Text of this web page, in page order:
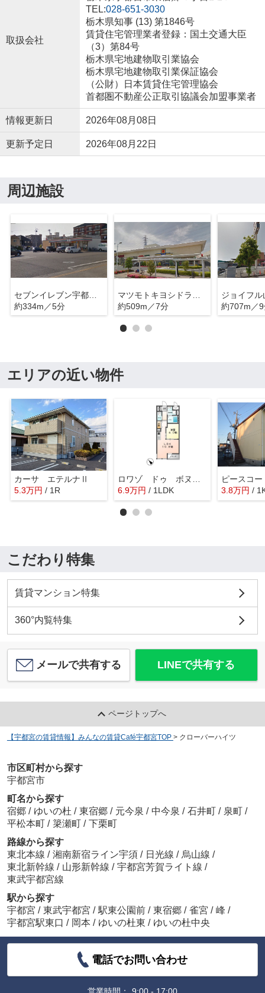
取扱会社
TEL:028-651-3030
栃木県知事 (13) 第1846号
賃貸住宅管理業者登録：国土交通大臣
（3）第84号
栃木県宅地建物取引業協会
栃木県宅地建物取引業保証協会
（公財）日本賃貸住宅管理協会
首都圏不動産公正取引協議会加盟事業者
情報更新日 2026年08月08日
更新予定日 2026年08月22日
周辺施設
セブンイレブン宇都宮簗瀬城東小前店
約334m／5分
約509m／7分
約707m／
エリアの近い物件
カーサ エテルナⅡ
5.3万円 / 1R
ロワゾ ドゥ ボヌール
6.9万円 / 1LDK
ピースコ
3.8万円 /
こだわり特集
賃貸マンション特集
360°内覧特集
メールで共有する LINEで共有する
ページトップへ
【宇都宮の賃貸情報】みんなの賃貸Café宇都宮TOP > クローバーハイツ
市区町村から探す
宇都宮市
町名から探す
宿郷 / ゆいの杜 / 東宿郷 / 元今泉 / 中今泉 / 石井町 / 泉町 /
平松本町 / 簗瀬町 / 下栗町
路線から探す
東北本線 / 湘南新宿ライン宇須 / 日光線 / 烏山線 /
東北新幹線 / 山形新幹線 / 宇都宮芳賀ライト線 /
東武宇都宮線
駅から探す
宇都宮 / 東武宇都宮 / 駅東公園前 / 東宿郷 / 雀宮 / 峰 /
宇都宮駅東口 / 岡本 / ゆいの杜東 / ゆいの杜中央
電話でお問い合わせ
営業時間：